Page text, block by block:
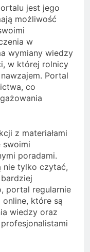
jest jego
możliwość
w
wymiany wiedzy
w której rolnicy
Portal
co
z materiałami
swoimi
poradami.
nie tylko czytać,
portal regularnie
które są
wiedzy oraz